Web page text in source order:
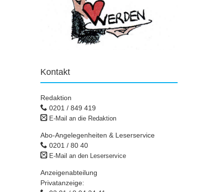
Kontakt
Redaktion
0201 / 849 419
E-Mail an die Redaktion
Abo-Angelegenheiten & Leserservice
0201 / 80 40
E-Mail an den Leserservice
Anzeigenabteilung
Privatanzeige: